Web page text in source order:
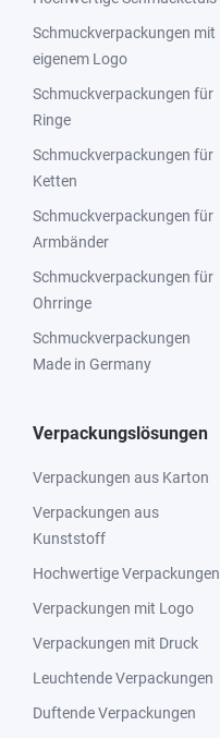
Schmuckverpackungen mit
eigenem Logo
Schmuckverpackungen für
Ringe
Schmuckverpackungen für
Ketten
Schmuckverpackungen für
Armbänder
Schmuckverpackungen für
Ohrringe
Schmuckverpackungen
Made in Germany
Verpackungslösungen
Verpackungen aus Karton
Verpackungen aus
Kunststoff
Hochwertige Verpackungen
Verpackungen mit Logo
Verpackungen mit Druck
Leuchtende Verpackungen
Duftende Verpackungen